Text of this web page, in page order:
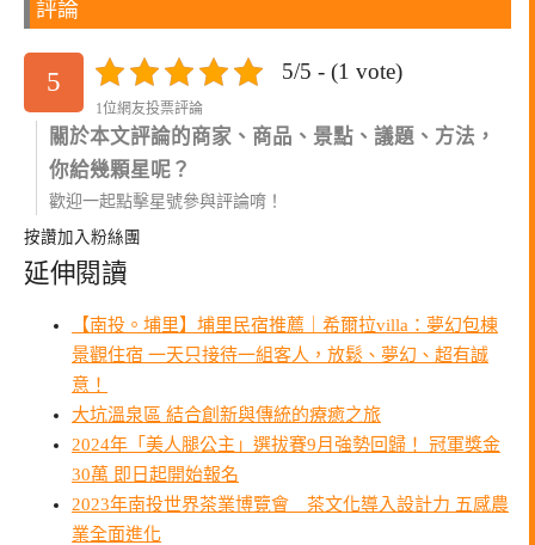
評論
5 5/5 - (1 vote)
1位網友投票評論
關於本文評論的商家、商品、景點、議題、方法，
你給幾顆星呢？
歡迎一起點擊星號參與評論唷！
按讚加入粉絲團
延伸閱讀
【南投。埔里】埔里民宿推薦｜希爾拉villa：夢幻包棟
景觀住宿 一天只接待一組客人，放鬆、夢幻、超有誠
意！
大坑溫泉區 結合創新與傳統的療癒之旅
2024年「美人腿公主」選拔賽9月強勢回歸！ 冠軍獎金
30萬 即日起開始報名
2023年南投世界茶業博覽會 茶文化導入設計力 五感農
業全面進化